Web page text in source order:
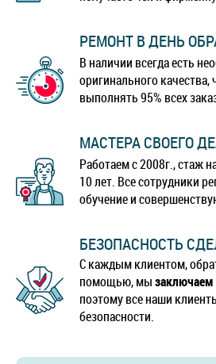
РЕМОНТ В ДЕНЬ
В наличии всегда есть
оригинального
выполнять 95% всех
МАСТЕРА СВОЕГО
Работаем с 2008г., стаж
10 лет. Все сотрудники
обучение и
БЕЗОПАСНОСТЬ
С каждым клиентом,
помощью, мы
поэтому все наши
безопасности.